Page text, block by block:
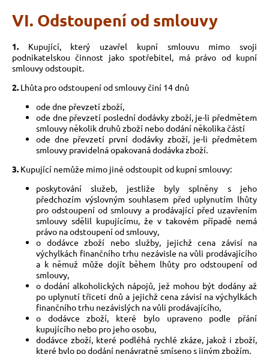
VI. Odstoupení od smlouvy
1. Kupující, který uzavřel kupní smlouvu mimo svoji
podnikatelskou činnost jako spotřebitel, má právo od kupní
smlouvy odstoupit.
2. Lhůta pro odstoupení od smlouvy činí 14 dnů
ode dne převzetí zboží,
ode dne převzetí poslední dodávky zboží, je-li předmětem
smlouvy několik druhů zboží nebo dodání několika částí
ode dne převzetí první dodávky zboží, je-li předmětem
smlouvy pravidelná opakovaná dodávka zboží.
3. Kupující nemůže mimo jiné odstoupit od kupní smlouvy:
poskytování služeb, jestliže byly splněny s jeho
předchozím výslovným souhlasem před uplynutím lhůty
pro odstoupení od smlouvy a prodávající před uzavřením
smlouvy sdělil kupujícímu, že v takovém případě nemá
právo na odstoupení od smlouvy,
o dodávce zboží nebo služby, jejichž cena závisí na
výchylkách finančního trhu nezávisle na vůli prodávajícího
a k němuž může dojít během lhůty pro odstoupení od
smlouvy,
o dodání alkoholických nápojů, jež mohou být dodány až
po uplynutí třiceti dnů a jejichž cena závisí na výchylkách
finančního trhu nezávislých na vůli prodávajícího,
o dodávce zboží, které bylo upraveno podle přání
kupujícího nebo pro jeho osobu,
dodávce zboží, které podléhá rychlé zkáze, jakož i zboží,
které bylo po dodání nenávratně smíseno s jiným zbožím,